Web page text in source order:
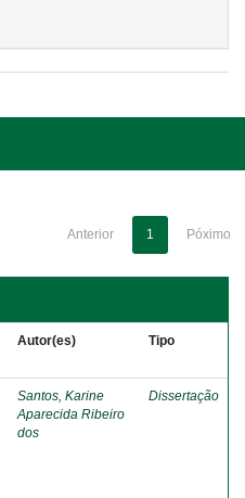
Anterior 1 Póximo
Autor(es) Tipo
Santos, Karine
Aparecida Ribeiro
dos
Dissertação